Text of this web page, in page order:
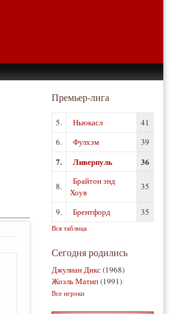
Премьер-лига
5. Ньюкасл
41
6.
Фулхэм 39
7. Ливерпуль 36
8.
Брайтон энд
Хоув
35
9. Брентфорд 35
Вся таблица
Сегодня родились
Джулиан Дикс(1968)
Жоэль Матип(1991)
Все игроки